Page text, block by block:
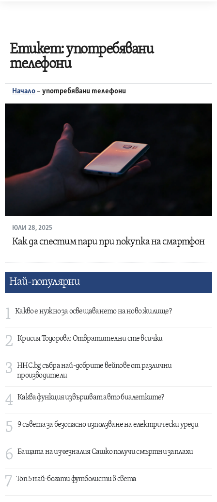
Етикет:употребявани
телефони
Начало – употребявани телефони
ЮЛИ 28, 2025
Как да спестим пари при покупка на смартфон
Най-популярни
1 Какво е нужно за освещаването на ново жилище?
2 Крисия Тодорова: Отвратителни сте всички
3
HHC.bg събра най-добрите вейпове от различни
производители
4 Каква функция извършват авто биалетките?
5 9 съвета за безопасно използване на електрически уреди
6 Бащата на изчезналия Сашко получи смъртни заплахи
7 Топ 5 най-богати футболисти в света